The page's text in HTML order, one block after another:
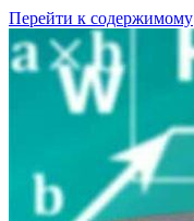
Перейти к содержимому